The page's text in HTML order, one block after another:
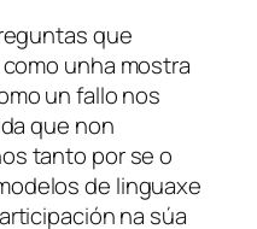
que
unha mostra
un fallo nos
que non
tanto por se o
de linguaxe
na súa